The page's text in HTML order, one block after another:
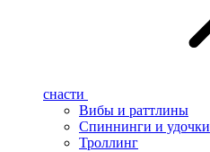
снасти
Вибы и раттлины
Спиннинги и удочки
Троллинг